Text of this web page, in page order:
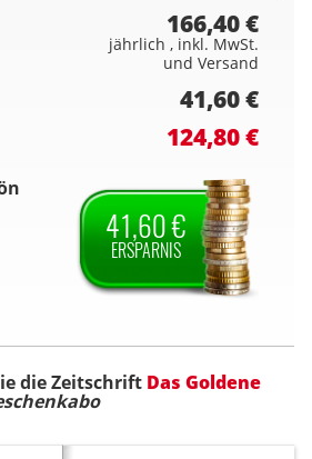
166,40 €
jährlich , inkl. MwSt.
und Versand
41,60 €
124,80 €
41,60 €
ERSPARNIS
die Zeitschrift Das Goldene